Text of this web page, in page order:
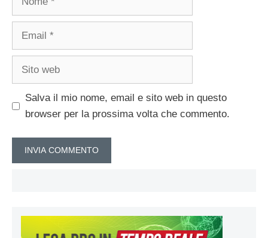
Email
Sito
Salva il mio nome, email e sito web in questo
browser per la prossima volta che commento.